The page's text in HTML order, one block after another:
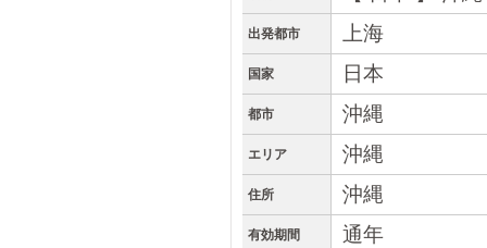
出発都市 上海
国家 日本
都市 沖縄
エリア 沖縄
住所 沖縄
有効期間 通年